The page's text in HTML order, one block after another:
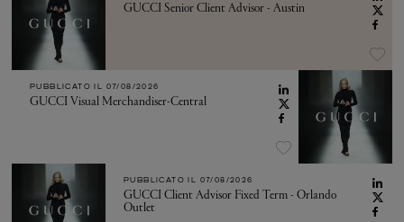
GUCCI Senior Client Advisor - Austin
PUBBLICATO IL 07/08/2026
GUCCI Visual Merchandiser-Central
PUBBLICATO IL 07/08/2026
GUCCI Client Advisor Fixed Term - Orlando
Outlet